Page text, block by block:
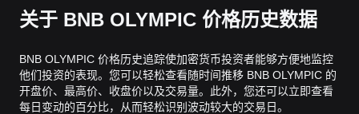
关于 BNB OLYMPIC 价格历史数据
BNB OLYMPIC 价格历史追踪使加密货币投资者能够方便地监控
他们投资的表现。您可以轻松查看随时间推移 BNB OLYMPIC 的
开盘价、最高价、收盘价以及交易量。此外，您还可以立即查看
每日变动的百分比，从而轻松识别波动较大的交易日。